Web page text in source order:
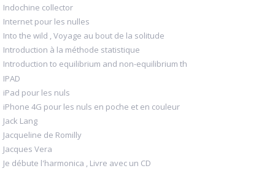
Indochine collector
Internet pour les nulles
Into the wild , Voyage au bout de la solitude
Introduction à la méthode statistique
Introduction to equilibrium and non-equilibrium th
IPAD
iPad pour les nuls
iPhone 4G pour les nuls en poche et en couleur
Jack Lang
Jacqueline de Romilly
Jacques Vera
Je débute l'harmonica , Livre avec un CD